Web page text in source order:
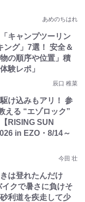
あめのちはれ
キャンプツーリン
ング」7選！ 安全＆
の順序や位置」積
験レポ」
辰口 稚菜
け込みもアリ！ 参
える “エゾロック”
RISING SUN
in EZO・8/14～
今田 壮
は登れたんだけ
クで暑さに負けそ
利道を疾走して少